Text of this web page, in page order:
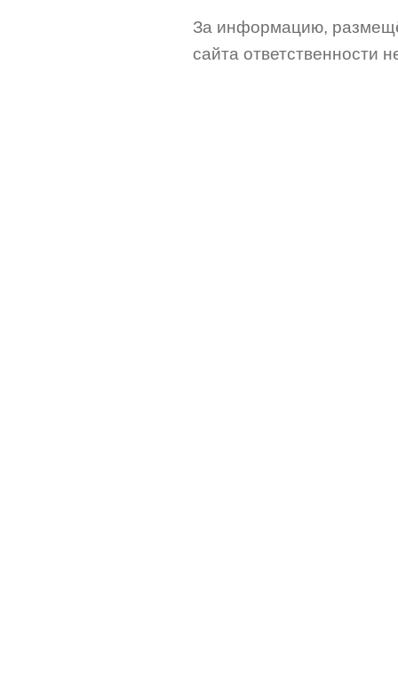
За информацию,
сайта ответственности